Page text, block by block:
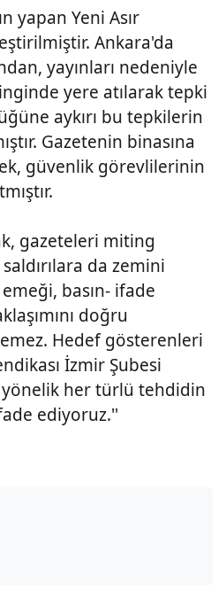
yapan Yeni Asır
Ankara'da
yayınları nedeniyle
yere atılarak tepki
aykırı bu tepkilerin
Gazetenin binasına
güvenlik görevlilerinin
gazeteleri miting
da zemini
basın- ifade
doğru
Hedef gösterenleri
İzmir Şubesi
yönelik her türlü tehdidin
ediyoruz.''